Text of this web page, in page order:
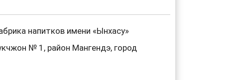
напитков имени «Ынхасу»
№ 1, район Мангендэ, город